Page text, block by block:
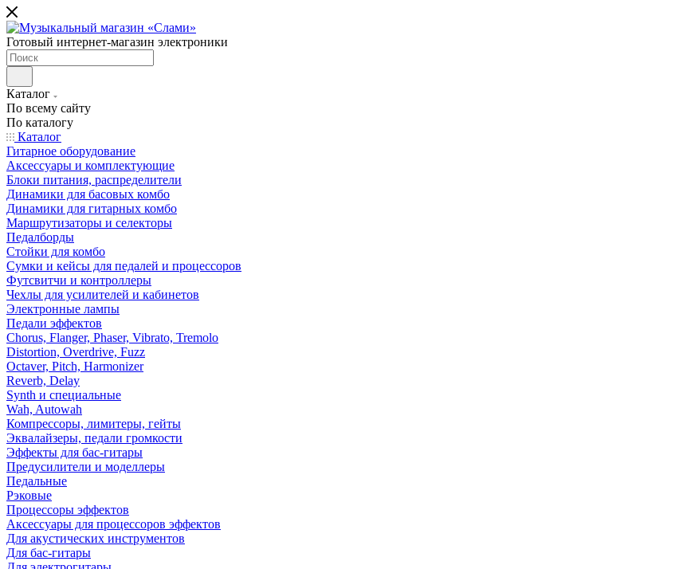
Готовый интернет-магазин электроники
Каталог
По всему сайту
По каталогу
Каталог
Гитарное оборудование
Аксессуары и комплектующие
Блоки питания, распределители
Динамики для басовых комбо
Динамики для гитарных комбо
Маршрутизаторы и селекторы
Педалборды
Стойки для комбо
Сумки и кейсы для педалей и процессоров
Футсвитчи и контроллеры
Чехлы для усилителей и кабинетов
Электронные лампы
Педали эффектов
Chorus, Flanger, Phaser, Vibrato, Tremolo
Distortion, Overdrive, Fuzz
Octaver, Pitch, Harmonizer
Reverb, Delay
Synth и специальные
Wah, Autowah
Компрессоры, лимитеры, гейты
Эквалайзеры, педали громкости
Эффекты для бас-гитары
Предусилители и моделлеры
Педальные
Рэковые
Процессоры эффектов
Аксессуары для процессоров эффектов
Для акустических инструментов
Для бас-гитары